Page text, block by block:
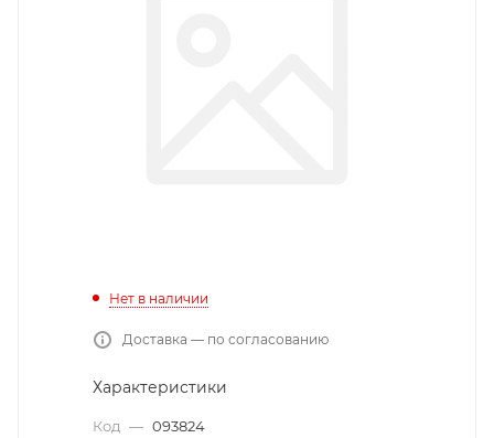
Нет в наличии
Доставка — по согласованию
Характеристики
Код — 093824